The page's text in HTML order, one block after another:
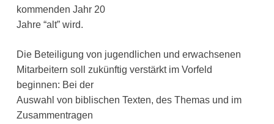
kommenden Jahr 20
Jahre “alt” wird.
Die Beteiligung von jugendlichen und erwachsenen
Mitarbeitern soll zukünftig verstärkt im Vorfeld
beginnen: Bei der
Auswahl von biblischen Texten, des Themas und im
Zusammentragen